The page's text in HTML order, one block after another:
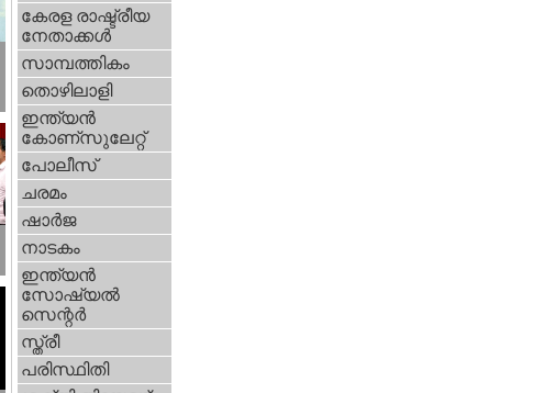
കേരള രാഷ്ട്രീയ
നേതാക്കള്‍
സാമ്പത്തികം
തൊഴിലാളി
ഇന്ത്യന്‍
കോണ്സുലേറ്റ്
പോലീസ്
ചരമം
ഷാര്‍ജ
നാടകം
ഇന്ത്യന്‍
സോഷ്യല്‍
സെന്റര്‍
സ്ത്രീ
പരിസ്ഥിതി